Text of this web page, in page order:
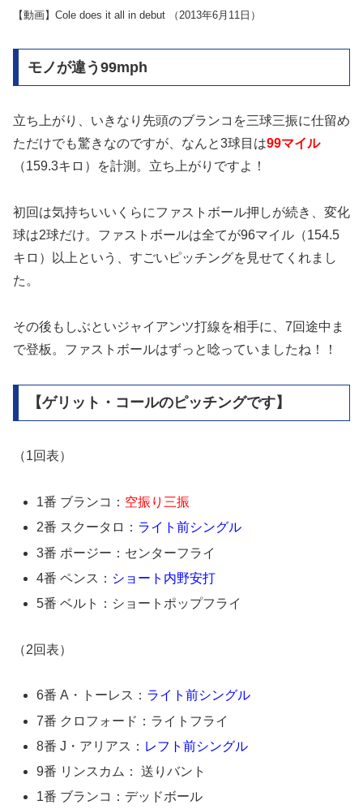
【動画】Cole does it all in debut （2013年6月11日）
モノが違う99mph
立ち上がり、いきなり先頭のブランコを三球三振に仕留め
ただけでも驚きなのですが、なんと3球目は99マイル
（159.3キロ）を計測。立ち上がりですよ！
初回は気持ちいいくらにファストボール押しが続き、変化
球は2球だけ。ファストボールは全てが96マイル（154.5
キロ）以上という、すごいピッチングを見せてくれまし
た。
その後もしぶといジャイアンツ打線を相手に、7回途中ま
で登板。ファストボールはずっと唸っていましたね！！
【ゲリット・コールのピッチングです】
（1回表）
1番 ブランコ： 空振り三振
2番 スクータロ： ライト前シングル
3番 ポージー：センターフライ
4番 ペンス： ショート内野安打
5番 ベルト：ショートポップフライ
（2回表）
6番 A・トーレス： ライト前シングル
7番 クロフォード：ライトフライ
8番 J・アリアス： レフト前シングル
9番 リンスカム： 送りバント
1番 ブランコ：デッドボール